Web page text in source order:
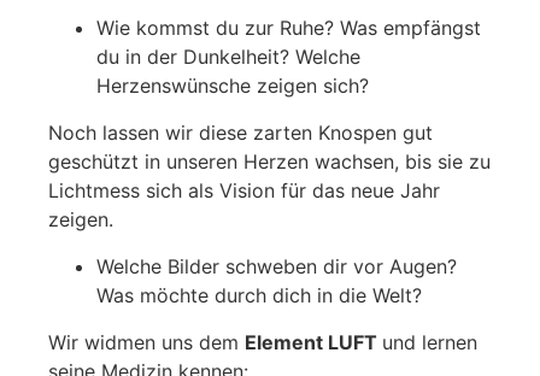
Wie kommst du zur Ruhe? Was empfängst
du in der Dunkelheit? Welche
Herzenswünsche zeigen sich?
Noch lassen wir diese zarten Knospen gut
geschützt in unseren Herzen wachsen, bis sie zu
Lichtmess sich als Vision für das neue Jahr
zeigen.
Welche Bilder schweben dir vor Augen?
Was möchte durch dich in die Welt?
Wir widmen uns dem Element LUFT und lernen
seine Medizin kennen: